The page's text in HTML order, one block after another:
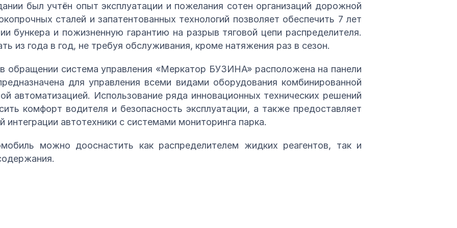
был учтён опыт эксплуатации и пожелания сотен организаций дорожной
сталей и запатентованных технологий позволяет обеспечить 7 лет
бункера и пожизненную гарантию на разрыв тяговой цепи распределителя.
из года в год, не требуя обслуживания, кроме натяжения раз в сезон.
обращении система управления «Меркатор БУЗИНА» расположена на панели
для управления всеми видами оборудования комбинированной
автоматизацией. Использование ряда инновационных технических решений
комфорт водителя и безопасность эксплуатации, а также предоставляет
автотехники с системами мониторинга парка.
можно дооснастить как распределителем жидких реагентов, так и